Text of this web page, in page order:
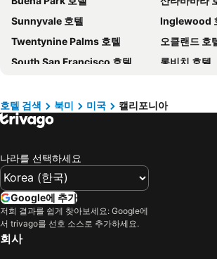
Paris 호텔
캐나다 호텔
말레이시아 호텔
몰디브 호텔
헝가리 호텔
뉴욕 호텔
Hanoi region 호텔
발리 호텔
경상북도 호텔
Sunnyvale 호텔
Inglewood
Twentynine Palms 호텔
오클랜드 호
South San Francisco 호텔
롱비치 호텔
라호야 호텔
산타클라라
매머드 레이크 호텔
사우스 레이
Industry 호텔
요세미티 국립공원 호텔
카르멜 바이 더 시 호텔
Fullerton 호텔
Mountain View 호텔
호텔 검색 북미 미국 캘리포니아
나라를 선택하세요
Google에 추가
저희 결과를 쉽게 찾아보세요: Google에
서 trivago를 선호 소스로 추가하세요.
회사